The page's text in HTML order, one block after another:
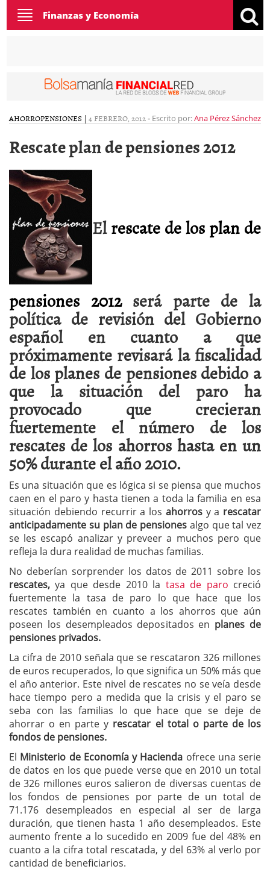
Toggle
navigation
Finanzas y Economía
AHORROPENSIONES | 4 FEBRERO, 2012- Escrito por:Ana Pérez Sánchez
Rescate plan de pensiones 2012
Elrescate de los plan de
pensiones 2012será parte de la
política de revisión del Gobierno
español en cuanto a que
próximamente revisará la fiscalidad
de los planes de pensiones debido a
que la situación del paro ha
provocado que crecieran
fuertemente el número de los
rescates de los ahorros hasta en un
50% durante el año 2010.
Es una situación que es lógica si se piensa que muchos
caen en el paro y hasta tienen a toda la familia en esa
situación debiendo recurrir a los ahorros y a rescatar
anticipadamente su plan de pensiones algo que tal vez
se les escapó analizar y preveer a muchos pero que
refleja la dura realidad de muchas familias.
No deberían sorprender los datos de 2011 sobre los
rescates, ya que desde 2010 la tasa de paro creció
fuertemente la tasa de paro lo que hace que los
rescates también en cuanto a los ahorros que aún
poseen los desempleados depositados en planes de
pensiones privados.
La cifra de 2010 señala que se rescataron 326 millones
de euros recuperados, lo que significa un 50% más que
el año anterior. Este nivel de rescates no se veía desde
hace tiempo pero a medida que la crisis y el paro se
seba con las familias lo que hace que se deje de
ahorrar o en parte y rescatar el total o parte de los
fondos de pensiones.
El Ministerio de Economía y Hacienda ofrece una serie
de datos en los que puede verse que en 2010 un total
de 326 millones euros salieron de diversas cuentas de
los fondos de pensiones por parte de un total de
71.176 desempleados en especial al ser de larga
duración, que tienen hasta 1 año desempleados. Este
aumento frente a lo sucedido en 2009 fue del 48% en
cuanto a la cifra total rescatada, y del 63% al verlo por
cantidad de beneficiarios.